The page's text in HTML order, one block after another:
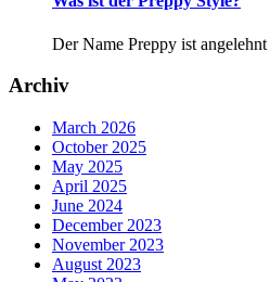
Der Name Preppy ist
Archiv
March 2026
October 2025
May 2025
April 2025
June 2024
December 2023
November 2023
August 2023